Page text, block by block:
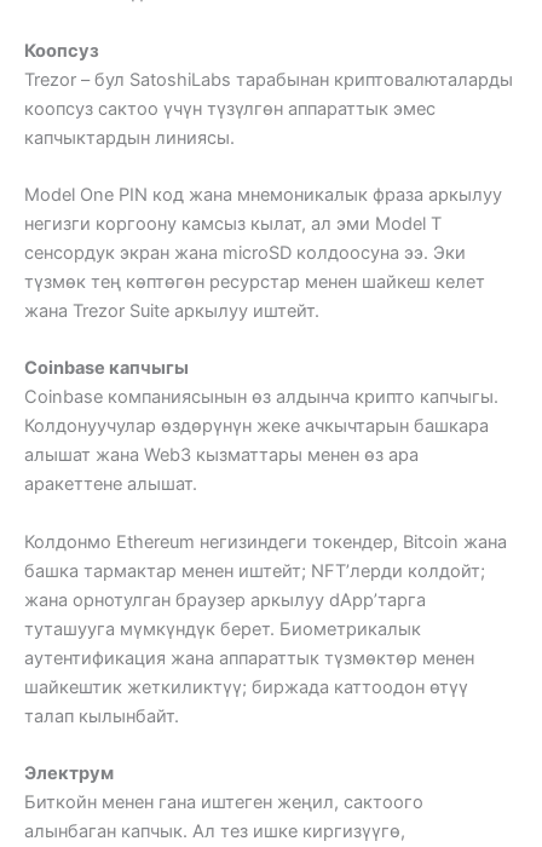
Коопсуз
Trezor – бул SatoshiLabs тарабынан криптовалюталарды
коопсуз сактоо үчүн түзүлгөн аппараттык эмес
капчыктардын линиясы.
Model One PIN код жана мнемоникалык фраза аркылуу
негизги коргоону камсыз кылат, ал эми Model T
сенсордук экран жана microSD колдоосуна ээ. Эки
түзмөк тең көптөгөн ресурстар менен шайкеш келет
жана Trezor Suite аркылуу иштейт.
Coinbase капчыгы
Coinbase компаниясынын өз алдынча крипто капчыгы.
Колдонуучулар өздөрүнүн жеке ачкычтарын башкара
алышат жана Web3 кызматтары менен өз ара
аракеттене алышат.
Колдонмо Ethereum негизиндеги токендер, Bitcoin жана
башка тармактар ​​менен иштейт; NFT’лерди колдойт;
жана орнотулган браузер аркылуу dApp’тарга
туташууга мүмкүндүк берет. Биометрикалык
аутентификация жана аппараттык түзмөктөр менен
шайкештик жеткиликтүү; биржада каттоодон өтүү
талап кылынбайт.
Электрум
Биткойн менен гана иштеген жеңил, сактоого
алынбаган капчык. Ал тез ишке киргизүүгө,